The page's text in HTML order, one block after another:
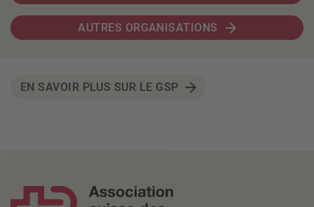
AUTRES ORGANISATIONS
EN SAVOIR PLUS SUR LE GSP